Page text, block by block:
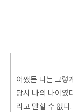
어쨌든 나는 그렇
당시 나의 나이였
라고 말할 수 없다